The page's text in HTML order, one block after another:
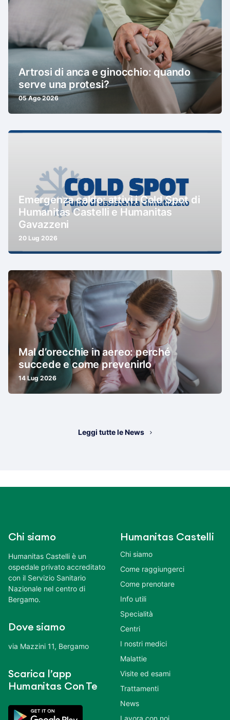
Artrosi di anca e ginocchio: quando
serve una protesi?
05 Ago 2026
Emergenza caldo: attivi i Cold Spot di
Humanitas Castelli e Humanitas
Gavazzeni
20 Lug 2026
Mal d’orecchie in aereo: perché
succede e come prevenirlo
14 Lug 2026
Leggi tutte le News
Chi siamo
Humanitas Castelli è un
ospedale privato accreditato
con il Servizio Sanitario
Nazionale nel centro di
Bergamo.
Dove siamo
via Mazzini 11, Bergamo
Scarica l’app
Humanitas Con Te
Humanitas Castelli
Chi siamo
Come raggiungerci
Come prenotare
Info utili
Specialità
Centri
I nostri medici
Malattie
Visite ed esami
Trattamenti
News
Lavora con noi